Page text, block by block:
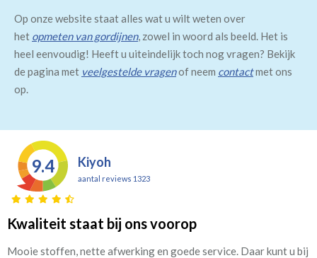
Op onze website staat alles wat u wilt weten over
het opmeten van gordijnen, zowel in woord als beeld. Het is
heel eenvoudig! Heeft u uiteindelijk toch nog vragen? Bekijk
de pagina met veelgestelde vragenof neem contactmet ons
op.
9.4 Kiyoh
aantal reviews 1323
Kwaliteit staat bij ons voorop
Mooie stoffen, nette afwerking en goede service. Daar kunt u bij